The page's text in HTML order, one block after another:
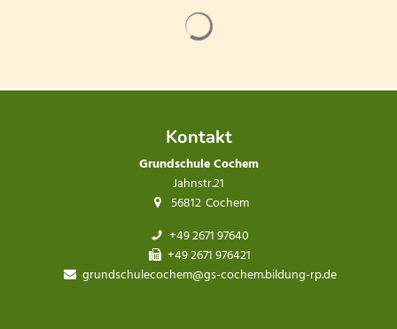
Kontakt
Grundschule Cochem
Jahnstr.21
56812 Cochem
+49 2671 97640
+49 2671 976421
grundschulecochem@gs-cochem.bildung-rp.de